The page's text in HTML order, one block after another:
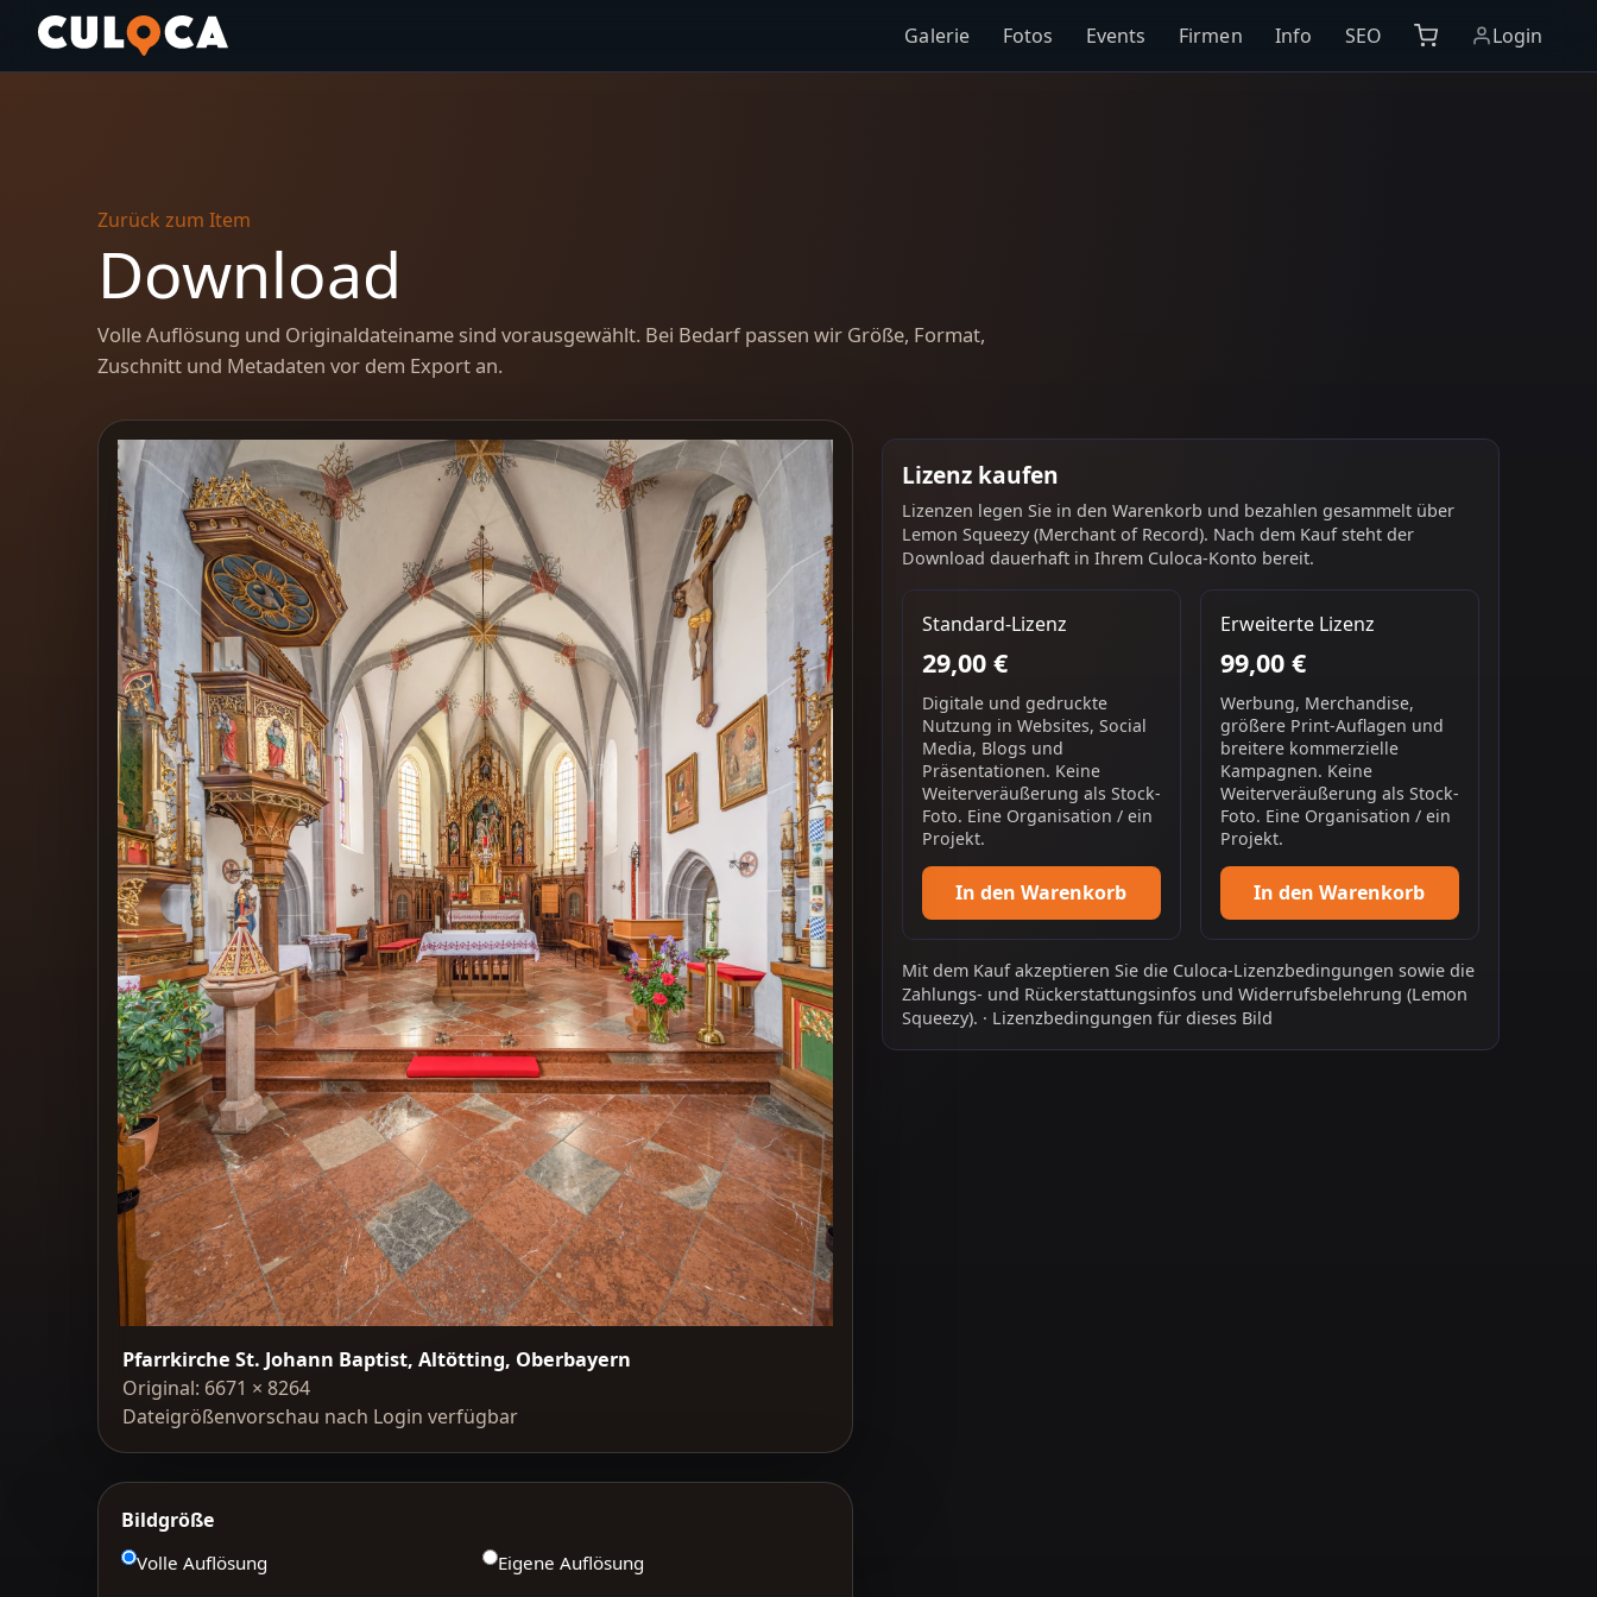
Galerie Fotos Events Firmen Info SEO Login
Zurück zum Item
Download
Volle Auflösung und Originaldateiname sind vorausgewählt. Bei Bedarf passen wir Größe, Format,
Zuschnitt und Metadaten vor dem Export an.
Pfarrkirche St. Johann Baptist, Altötting, Oberbayern
Original: 6671 × 8264
Dateigrößenvorschau nach Login verfügbar
Lizenz kaufen
Lizenzen legen Sie in den Warenkorb und bezahlen gesammelt über
Lemon Squeezy (Merchant of Record). Nach dem Kauf steht der
Download dauerhaft in Ihrem Culoca-Konto bereit.
Standard-Lizenz
29,00 €
Digitale und gedruckte
Nutzung in Websites, Social
Media, Blogs und
Präsentationen. Keine
Weiterveräußerung als Stock-
Foto. Eine Organisation / ein
Projekt.
In den Warenkorb
Erweiterte Lizenz
99,00 €
Werbung, Merchandise,
größere Print-Auflagen und
breitere kommerzielle
Kampagnen. Keine
Weiterveräußerung als Stock-
Foto. Eine Organisation / ein
Projekt.
In den Warenkorb
Mit dem Kauf akzeptieren Sie die Culoca-Lizenzbedingungen sowie die
Zahlungs- und Rückerstattungsinfosund Widerrufsbelehrung (Lemon
Squeezy). · Lizenzbedingungen für dieses Bild
Bildgröße
Volle Auflösung Eigene Auflösung